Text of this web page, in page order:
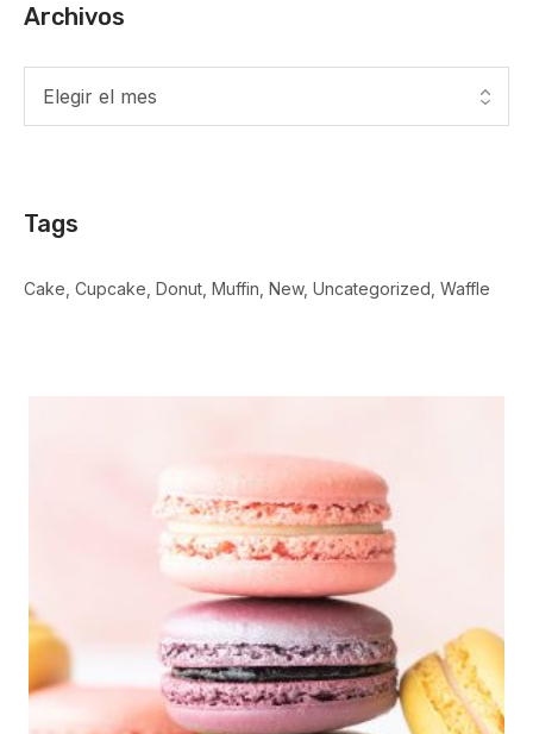
Archivos
Tags
Cake Cupcake Donut Muffin New Uncategorized Waffle